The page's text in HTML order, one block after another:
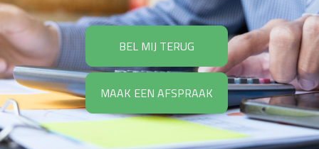
BEL MIJ TERUG
MAAK EEN AFSPRAAK